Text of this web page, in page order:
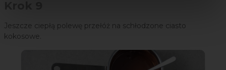
Jeszcze ciepłą polewę przełóż na schłodzone ciasto
kokosowe.